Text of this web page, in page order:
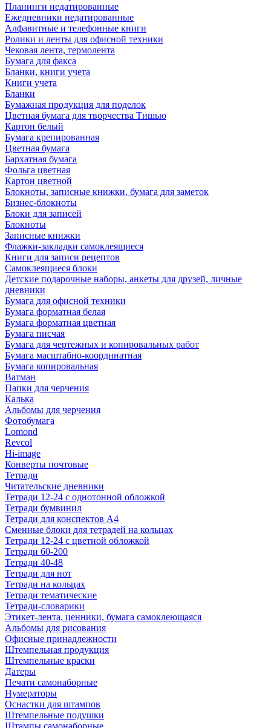
Планинги недатированные
Ежедневники недатированные
Алфавитные и телефонные книги
Ролики и ленты для офисной техники
Чековая лента, термолента
Бумага для факса
Бланки, книги учета
Книги учета
Бланки
Бумажная продукция для поделок
Цветная бумага для творчества Тишью
Картон белый
Бумага крепированная
Цветная бумага
Бархатная бумага
Фольга цветная
Картон цветной
Блокноты, записные книжки, бумага для заметок
Бизнес-блокноты
Блоки для записей
Блокноты
Записные книжки
Флажки-закладки самоклеящиеся
Книги для записи рецептов
Самоклеящиеся блоки
Детские подарочные наборы, анкеты для друзей, личные
дневники
Бумага для офисной техники
Бумага форматная белая
Бумага форматная цветная
Бумага писчая
Бумага для чертежных и копировальных работ
Бумага масштабно-координатная
Бумага копировальная
Ватман
Папки для черчения
Калька
Альбомы для черчения
Фотобумага
Lomond
Revcol
Hi-image
Конверты почтовые
Тетради
Читательские дневники
Тетради 12-24 с однотонной обложкой
Тетради бумвинил
Тетради для конспектов А4
Сменные блоки для тетрадей на кольцах
Тетради 12-24 с цветной обложкой
Тетради 60-200
Тетради 40-48
Тетради для нот
Тетради на кольцах
Тетради тематические
Тетради-словарики
Этикет-лента, ценники, бумага самоклеющаяся
Альбомы для рисования
Офисные принадлежности
Штемпельная продукция
Штемпельные краски
Датеры
Печати самонаборные
Нумераторы
Оснастки для штампов
Штемпельные подушки
Штампы самонаборные